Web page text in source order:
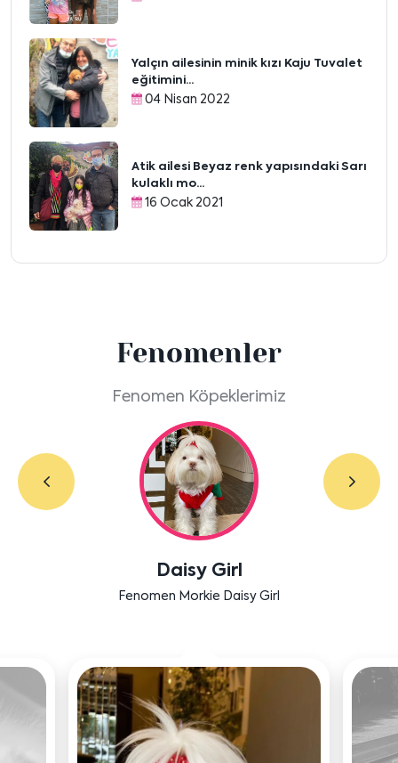
Yalçın ailesinin minik kızı Kaju Tuvalet
eğitimini...
04 Nisan 2022
Atik ailesi Beyaz renk yapısındaki Sarı
kulaklı mo...
16 Ocak 2021
Fenomenler
Fenomen Köpeklerimiz
Labradoodle Bruno
Bensu Soral'ın dostu Bruno